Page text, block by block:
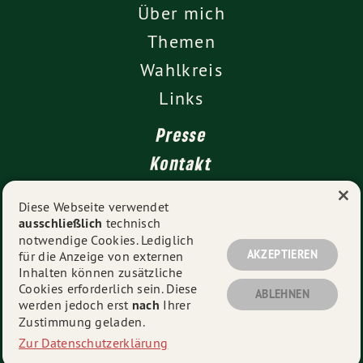
Über mich
Themen
Wahlkreis
Links
Presse
Kontakt
Impressum
Datenschutz
© 2026 Christoph Sippel - Alle Rechte vorbehalten.
Diese Webseite verwendet
ausschließlich technisch
notwendige Cookies. Lediglich
für die Anzeige von externen
Inhalten können zusätzliche
Cookies erforderlich sein. Diese
werden jedoch erst nach Ihrer
Zustimmung geladen.
Zur Datenschutzerklärung
AKZEPTIEREN
ABLEHNEN
×